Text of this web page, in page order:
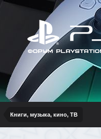
Книги, музыка, кино, ТВ